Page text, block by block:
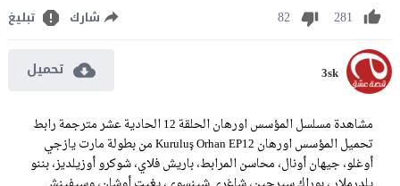
281
82 شارك تبليغ
3sk تحميل
مشاهدة مسلسل المؤسس اورهان الحلقة 12 الحادية عشر مترجمة رابط
تحميل المؤسس اورهان Kuruluş Orhan EP12 من بطولة مارت يازجي
أوغلو، جيهان أونال، محاسن المرابط، باريش فلاي، شوكرو أوزيلديز، بننو